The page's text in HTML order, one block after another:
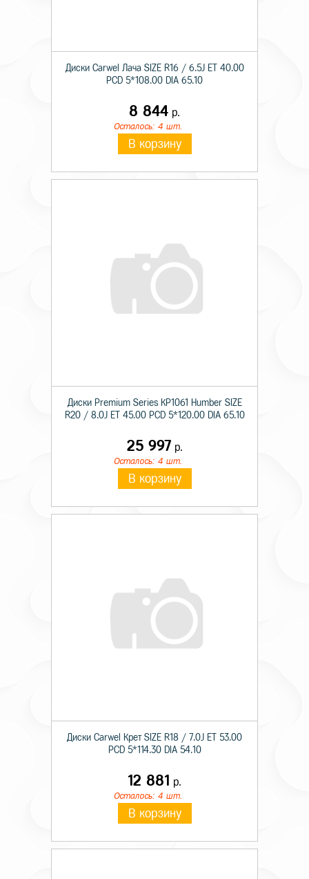
Диски Carwel Лача SIZE R16 / 6.5J ET 40.00
PCD 5*108.00 DIA 65.10
8 844 р.
Осталось: 4 шт.
В корзину
Диски Premium Series КР1061 Humber SIZE
R20 / 8.0J ET 45.00 PCD 5*120.00 DIA 65.10
25 997 р.
Осталось: 4 шт.
В корзину
Диски Carwel Крет SIZE R18 / 7.0J ET 53.00
PCD 5*114.30 DIA 54.10
12 881 р.
Осталось: 4 шт.
В корзину